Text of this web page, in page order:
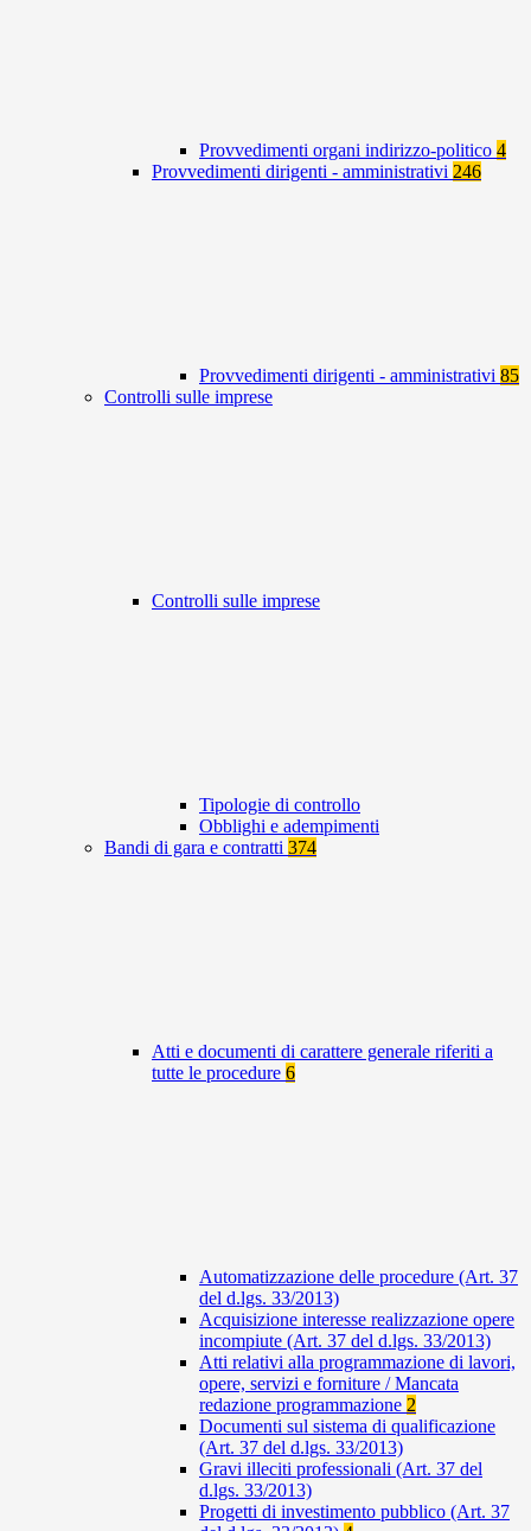
Provvedimenti organi indirizzo-politico 4
Provvedimenti dirigenti - amministrativi 246
Provvedimenti dirigenti - amministrativi 85
Controlli sulle imprese
Controlli sulle imprese
Tipologie di controllo
Obblighi e adempimenti
Bandi di gara e contratti 374
Atti e documenti di carattere generale riferiti a
tutte le procedure 6
Automatizzazione delle procedure (Art. 37
del d.lgs. 33/2013)
Acquisizione interesse realizzazione opere
incompiute (Art. 37 del d.lgs. 33/2013)
Atti relativi alla programmazione di lavori,
opere, servizi e forniture / Mancata
redazione programmazione 2
Documenti sul sistema di qualificazione
(Art. 37 del d.lgs. 33/2013)
Gravi illeciti professionali (Art. 37 del
d.lgs. 33/2013)
Progetti di investimento pubblico (Art. 37